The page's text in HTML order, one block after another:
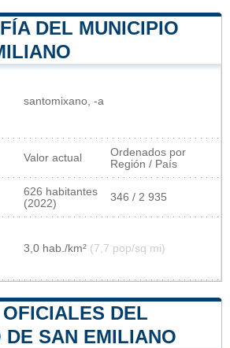
DEL MUNICIPIO
santomixano, -a
Valor actual
Ordenados por
Región / País
626 habitantes
(2022)
346 / 2 935
3,0 hab./km² (7,7 pop/sq mi)
DEL
DE SAN EMILIANO